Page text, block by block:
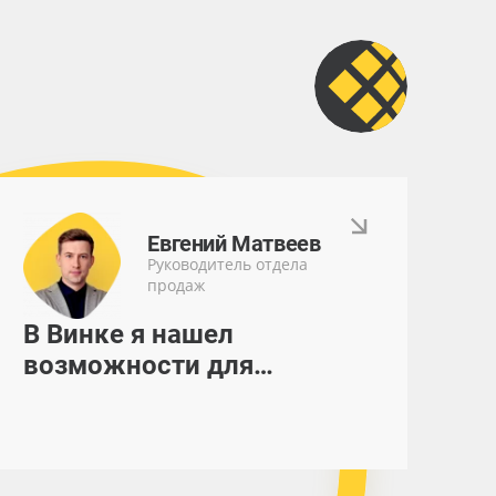
Евгений Матвеев
Руководитель отдела
продаж
В Винке я нашел
возможности для